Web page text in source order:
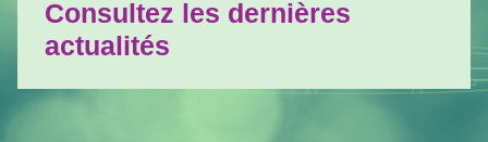
Consultez les dernières
actualités